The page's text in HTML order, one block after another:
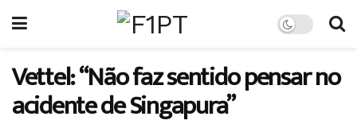
Vettel: “Não faz sentido pensar no
acidente de Singapura”